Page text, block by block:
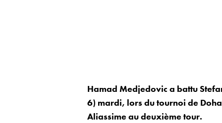
Hamad Medjedovic a battu
6) mardi, lors du tournoi de
Aliassime au deuxième tour.